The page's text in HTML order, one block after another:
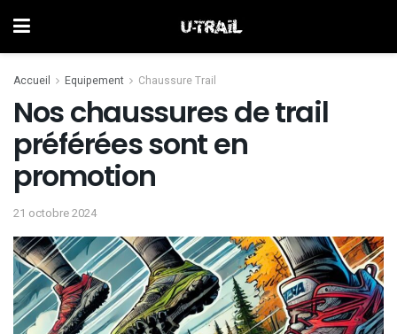
Accueil Equipement Chaussure Trail
Nos chaussures de trail
préférées sont en
promotion
21 octobre 2024